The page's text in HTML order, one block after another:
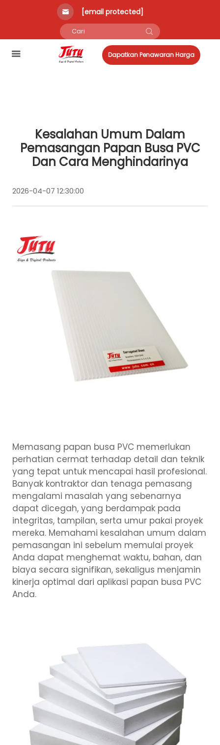
[email protected]
Dapatkan Penawaran Harga
Kesalahan Umum Dalam
Pemasangan Papan Busa PVC
Dan Cara Menghindarinya
2026-04-07 12:30:00
Memasang papan busa PVC memerlukan
perhatian cermat terhadap detail dan teknik
yang tepat untuk mencapai hasil profesional.
Banyak kontraktor dan tenaga pemasang
mengalami masalah yang sebenarnya
dapat dicegah, yang berdampak pada
integritas, tampilan, serta umur pakai proyek
mereka. Memahami kesalahan umum dalam
pemasangan ini sebelum memulai proyek
Anda dapat menghemat waktu, bahan, dan
biaya secara signifikan, sekaligus menjamin
kinerja optimal dari aplikasi papan busa PVC
Anda.